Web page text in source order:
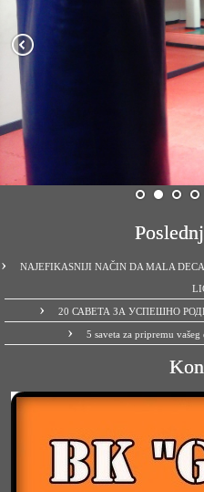
NAJEFIKASNIJI NAČIN DA MALA
20 САВЕТА ЗА УСПЕШНО
5 saveta za pripremu